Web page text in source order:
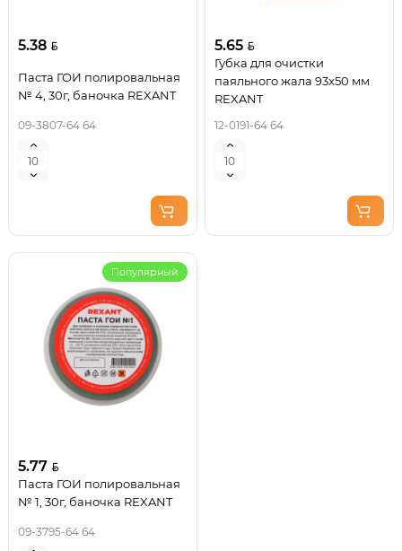
5.38
Паста ГОИ полировальная
№ 4, 30г, баночка REXANT
09-3807-64 64
5.65
Губка для очистки
паяльного жала 93x50 мм
REXANT
12-0191-64 64
Популярный
5.77
Паста ГОИ полировальная
№ 1, 30г, баночка REXANT
09-3795-64 64